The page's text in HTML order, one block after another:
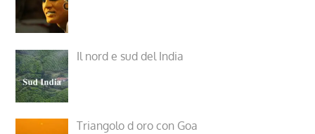
Il nord e sud del India
Triangolo d oro con Goa